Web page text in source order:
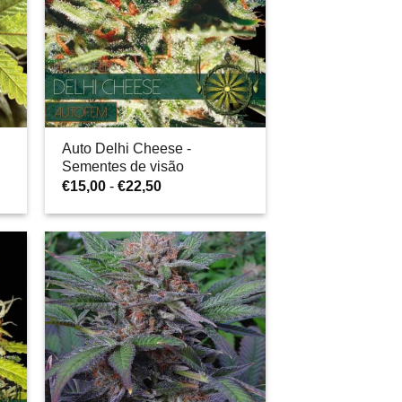
Auto Delhi Cheese -
Sementes de visão
€15,00 - €22,50Gama
preços:
€15,00
a
€22,50